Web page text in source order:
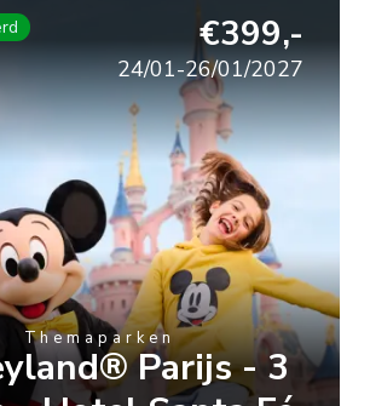
€399,-
24/01-26/01/2027
Themaparken
Parijs - 3